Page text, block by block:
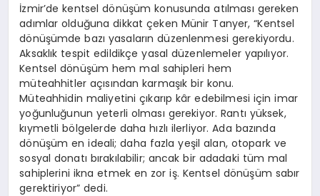
İzmir’de kentsel dönüşüm konusunda atılması gereken
adımlar olduğuna dikkat çeken Münir Tanyer, “Kentsel
dönüşümde bazı yasaların düzenlenmesi gerekiyordu.
Aksaklık tespit edildikçe yasal düzenlemeler yapılıyor.
Kentsel dönüşüm hem mal sahipleri hem
müteahhitler açısından karmaşık bir konu.
Müteahhidin maliyetini çıkarıp kâr edebilmesi için imar
yoğunluğunun yeterli olması gerekiyor. Rantı yüksek,
kıymetli bölgelerde daha hızlı ilerliyor. Ada bazında
dönüşüm en ideali; daha fazla yeşilalan, otopark ve
sosyal donatı bırakılabilir; ancak bir adadaki tüm mal
sahiplerini ikna etmek en zor iş. Kentsel dönüşüm sabır
gerektiriyor” dedi.